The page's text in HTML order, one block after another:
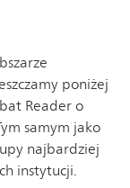
poniżej
Reader o
samym jako
najbardziej
instytucji.